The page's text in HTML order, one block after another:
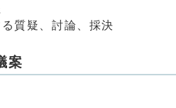
質疑、討論、採決
案